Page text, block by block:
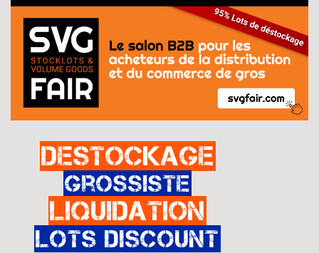
Destockage
Grossiste
Liquidation
Lots discount